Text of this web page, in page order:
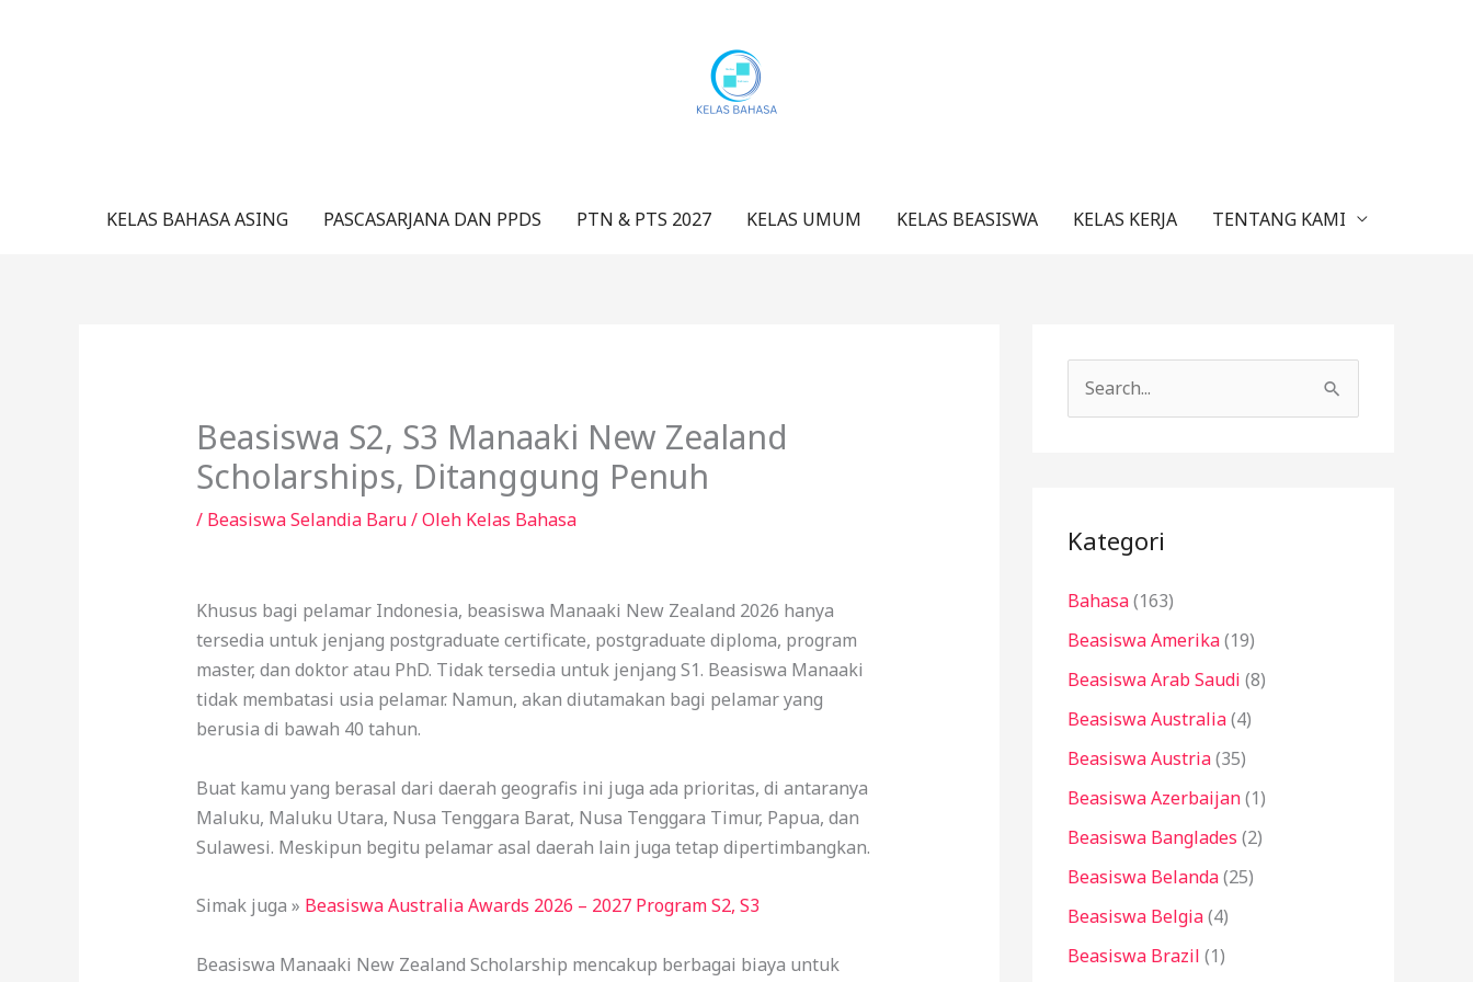
KELAS BAHASA ASING PASCASARJANA DAN PPDS PTN & PTS 2027 KELAS UMUM KELAS BEASISWA KELAS KERJA TENTANG KAMI
Beasiswa S2, S3 Manaaki New Zealand
Scholarships, Ditanggung Penuh
/ Beasiswa Selandia Baru/ Oleh Kelas Bahasa
Khusus bagi pelamar Indonesia, beasiswa Manaaki New Zealand 2026 hanya
tersedia untuk jenjang postgraduate certificate, postgraduate diploma, program
master, dan doktor atau PhD. Tidak tersedia untuk jenjang S1. Beasiswa Manaaki
tidak membatasi usia pelamar. Namun, akan diutamakan bagi pelamar yang
berusia di bawah 40 tahun.
Buat kamu yang berasal dari daerah geografis ini juga ada prioritas, di antaranya
Maluku, Maluku Utara, Nusa Tenggara Barat, Nusa Tenggara Timur, Papua, dan
Sulawesi. Meskipun begitu pelamar asal daerah lain juga tetap dipertimbangkan.
Simak juga » Beasiswa Australia Awards 2026 – 2027 Program S2, S3
Beasiswa Manaaki New Zealand Scholarship mencakup berbagai biaya untuk
u
t
u
k
:
Kategori
Bahasa(163)
Beasiswa Amerika(19)
Beasiswa Arab Saudi (8)
Beasiswa Australia(4)
Beasiswa Austria(35)
Beasiswa Azerbaijan(1)
Beasiswa Banglades (2)
Beasiswa Belanda(25)
Beasiswa Belgia(4)
Beasiswa Brazil (1)